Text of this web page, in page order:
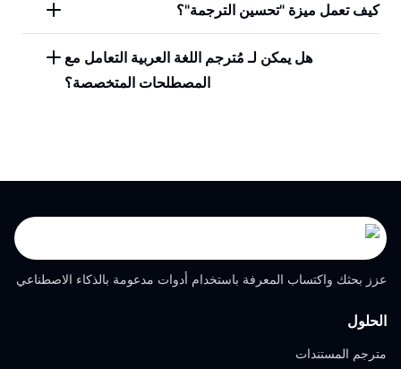
كيف تعمل ميزة "تحسين الترجمة"؟
هل يمكن لـ مُترجم اللغة العربية التعامل مع
المصطلحات المتخصصة؟
عزز بحثك واكتساب المعرفة باستخدام أدوات مدعومة بالذكاء الاصطناعي
الحلول
مترجم المستندات